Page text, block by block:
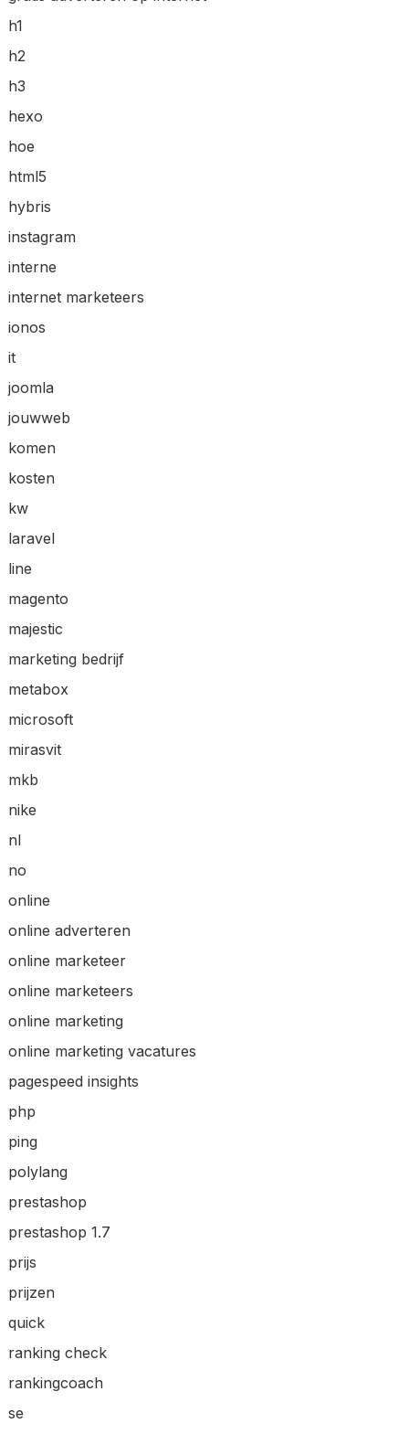
h1
h2
h3
hexo
hoe
html5
hybris
instagram
interne
internet marketeers
ionos
it
joomla
jouwweb
komen
kosten
kw
laravel
line
magento
majestic
marketing bedrijf
metabox
microsoft
mirasvit
mkb
nike
nl
no
online
online adverteren
online marketeer
online marketeers
online marketing
online marketing vacatures
pagespeed insights
php
ping
polylang
prestashop
prestashop 1.7
prijs
prijzen
quick
ranking check
rankingcoach
se